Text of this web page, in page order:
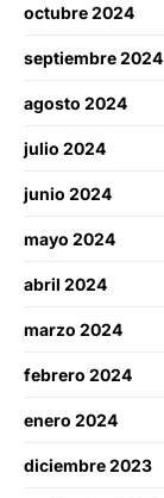
octubre 2024
septiembre 2024
agosto 2024
julio 2024
junio 2024
mayo 2024
abril 2024
marzo 2024
febrero 2024
enero 2024
diciembre 2023